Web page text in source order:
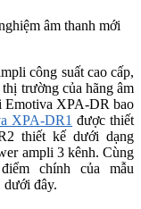
công suất cao cấp,
trường của hãng âm
Emotiva XPA-DR bao
XPA-DR1 được thiết
thiết kế dưới dạng
ampli 3 kênh. Cùng
chính của mẫu
đây.